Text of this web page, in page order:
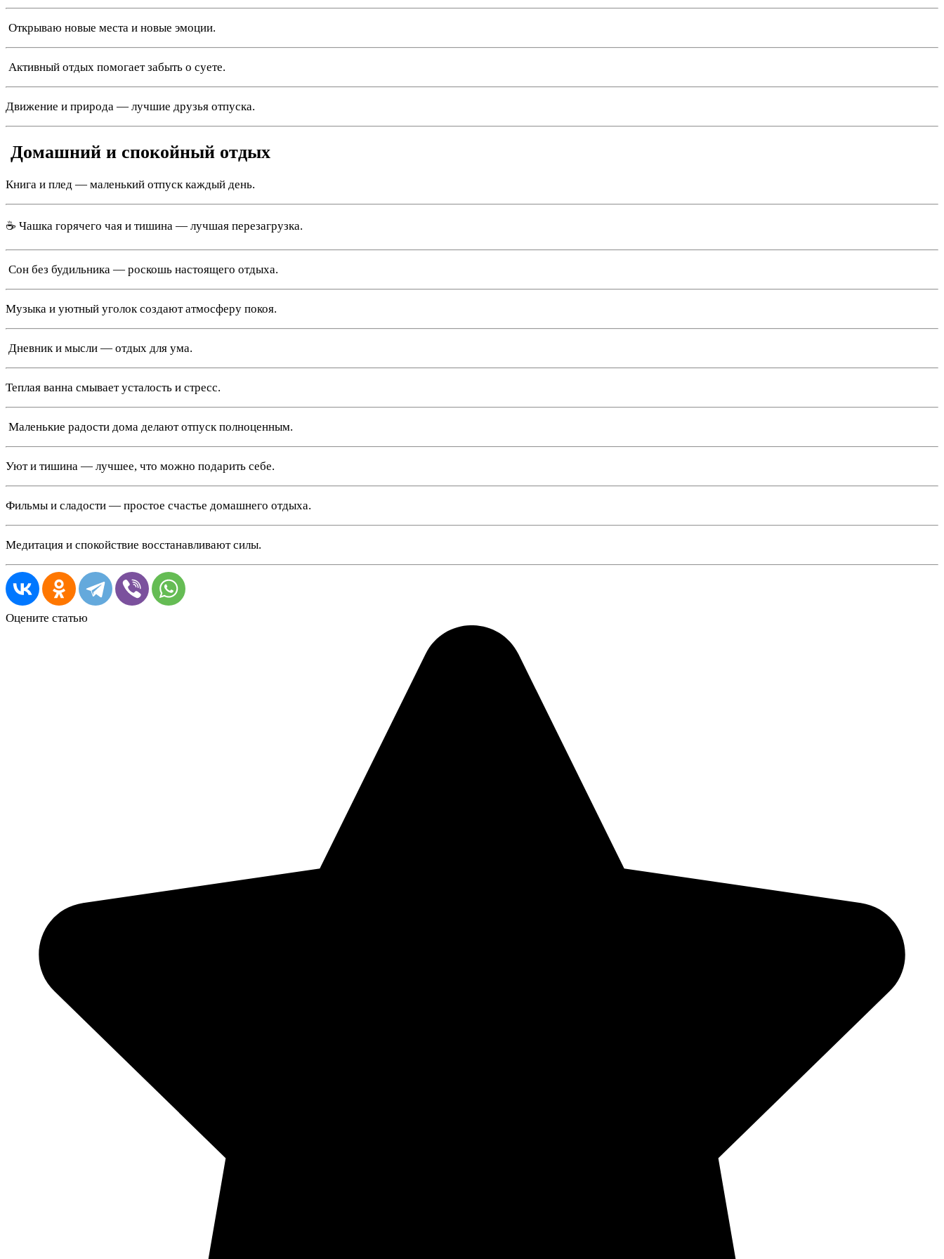
️ Открываю новые места и новые эмоции.
️ Активный отдых помогает забыть о суете.
Движение и природа — лучшие друзья отпуска.
️ Домашний и спокойный отдых
Книга и плед — маленький отпуск каждый день.
☕ Чашка горячего чая и тишина — лучшая перезагрузка.
️ Сон без будильника — роскошь настоящего отдыха.
Музыка и уютный уголок создают атмосферу покоя.
️ Дневник и мысли — отдых для ума.
Теплая ванна смывает усталость и стресс.
️ Маленькие радости дома делают отпуск полноценным.
Уют и тишина — лучшее, что можно подарить себе.
Фильмы и сладости — простое счастье домашнего отдыха.
Медитация и спокойствие восстанавливают силы.
Оцените статью